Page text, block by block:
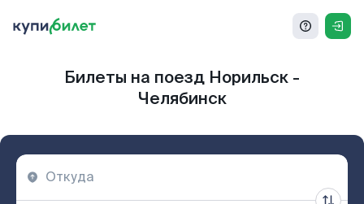
Билеты на поезд Норильск -
Челябинск